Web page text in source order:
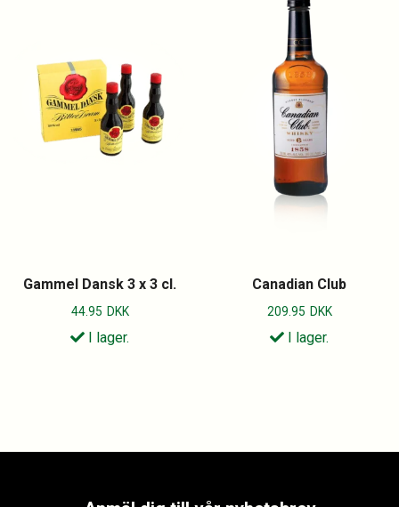
Gammel Dansk 3 x 3 cl.
44.95 DKK
I lager.
Canadian Club
209.95 DKK
I lager.